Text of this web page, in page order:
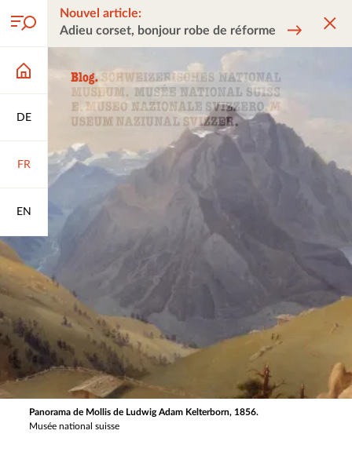
DE
FR
EN
Nouvel article:
Adieu corset, bonjour robe de réforme
Panorama de Mollis de Ludwig Adam Kelterborn, 1856.
Musée national suisse